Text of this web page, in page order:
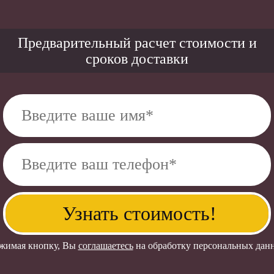
Предварительный расчет стоимости и
сроков доставки
кнопку, Вы соглашаетесьна обработку персональных